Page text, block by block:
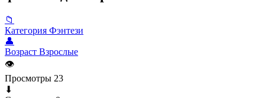
📁
Категория Фэнтези
👤
Возраст Взрослые
👁
Просмотры 23
⬇